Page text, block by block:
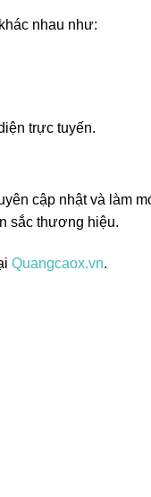
nhau như:
trực tuyến.
cập nhật và làm
sắc thương hiệu.
Quangcaox.vn.